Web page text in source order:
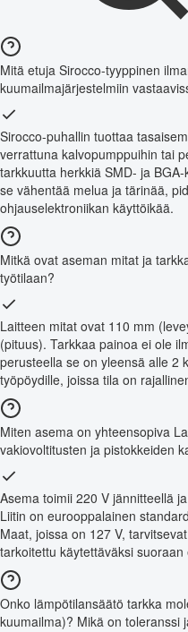
Mitä etuja Sirocco-tyyppinen
kuumailmajärjestelmiin
Sirocco-puhallin tuottaa
verrattuna kalvopumppuihin tai
tarkkuutta herkkiä SMD- ja
se vähentää melua ja tärinää,
ohjauselektroniikan käyttöikää.
Mitkä ovat aseman mitat ja
työtilaan?
Laitteen mitat ovat 110 mm
(pituus). Tarkkaa painoa ei ole
perusteella se on yleensä alle 2
työpöydille, joissa tila on
Miten asema on yhteensopiva
vakiovoltitusten ja pistokkeiden
Asema toimii 220 V jännitteellä
Liitin on eurooppalainen
Maat, joissa on 127 V,
tarkoitettu käytettäväksi
Onko lämpötilansäätö tarkka
kuumailma)? Mikä on toleranssi